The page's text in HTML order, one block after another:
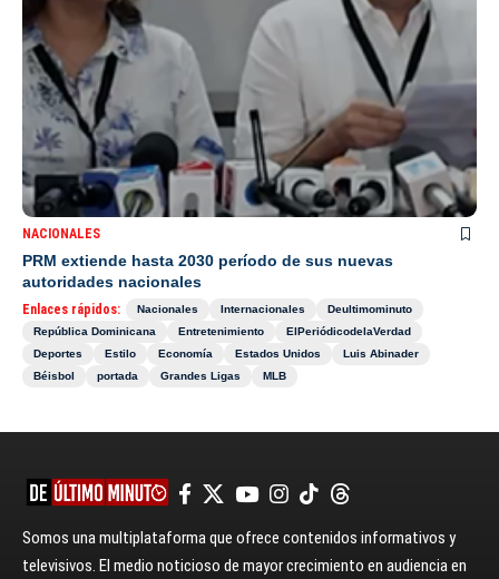
NACIONALES
PRM extiende hasta 2030 período de sus nuevas
autoridades nacionales
Enlaces rápidos: Nacionales Internacionales
Deultimominuto
República Dominicana
Entretenimiento
ElPeriódicodelaVerdad
Deportes
Estilo Economía Estados Unidos
Luis Abinader
Béisbol
portada Grandes Ligas MLB
Somos una multiplataforma que ofrece contenidos informativos y
televisivos. El medio noticioso de mayor crecimiento en audiencia en